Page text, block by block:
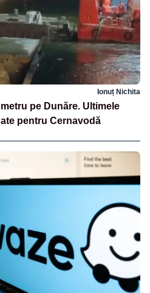
Ionuț Nichita
pe Dunăre. Ultimele
pentru Cernavodă